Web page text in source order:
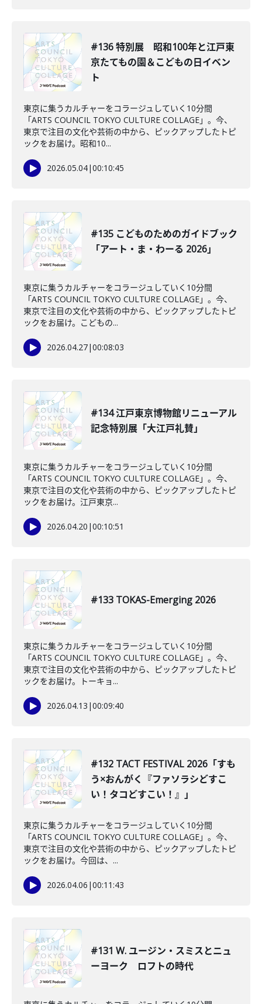
#136 特別展 昭和100年と江戸東
京たてもの園＆こどもの日イベン
ト
東京に集うカルチャーをコラージュしていく10分間
「ARTS COUNCIL TOKYO CULTURE COLLAGE」。今、
東京で注目の文化や芸術の中から、ピックアップしたトピ
ックをお届け。昭和10...
2026.05.04|00:10:45
#135 こどものためのガイドブック
「アート・ま・わーる 2026」
東京に集うカルチャーをコラージュしていく10分間
「ARTS COUNCIL TOKYO CULTURE COLLAGE」。今、
東京で注目の文化や芸術の中から、ピックアップしたトピ
ックをお届け。こどもの...
2026.04.27|00:08:03
#134 江戸東京博物館リニューアル
記念特別展「大江戸礼賛」
東京に集うカルチャーをコラージュしていく10分間
「ARTS COUNCIL TOKYO CULTURE COLLAGE」。今、
東京で注目の文化や芸術の中から、ピックアップしたトピ
ックをお届け。江戸東京...
2026.04.20 |00:10:51
#133 TOKAS-Emerging 2026
東京に集うカルチャーをコラージュしていく10分間
「ARTS COUNCIL TOKYO CULTURE COLLAGE」。今、
東京で注目の文化や芸術の中から、ピックアップしたトピ
ックをお届け。トーキョ...
2026.04.13 |00:09:40
#132 TACT FESTIVAL 2026「すも
う×おんがく『ファソラシどすこ
い！タコどすこい！』」
東京に集うカルチャーをコラージュしていく10分間
「ARTS COUNCIL TOKYO CULTURE COLLAGE」。今、
東京で注目の文化や芸術の中から、ピックアップしたトピ
ックをお届け。今回は、...
2026.04.06 |00:11:43
#131 W. ユージン・スミスとニュ
ーヨーク ロフトの時代